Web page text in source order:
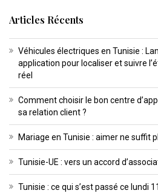
Articles Récents
Véhicules électriques en Tunisie :
application pour localiser et suivre
réel
Comment choisir le bon centre
sa relation client ?
Mariage en Tunisie : aimer ne suffit
Tunisie-UE : vers un accord
Tunisie : ce qui s’est passé ce lundi